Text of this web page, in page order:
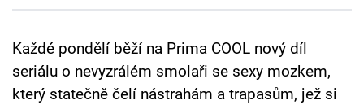
Přihlášení
Každé pondělí běží na Prima COOL nový díl
seriálu o nevyzrálém smolaři se sexy mozkem,
který statečně čelí nástrahám a trapasům, jež si